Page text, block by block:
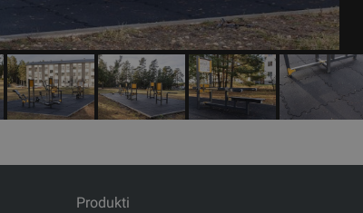
Produkti